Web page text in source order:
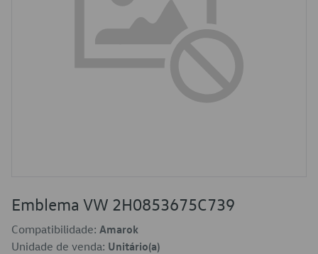
Emblema VW 2H0853675C739
Compatibilidade: Amarok
Unidade de venda: Unitário(a)